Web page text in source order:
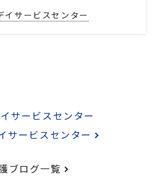
イサービスセンター
サービスセンター
サービスセンター
ブログ一覧